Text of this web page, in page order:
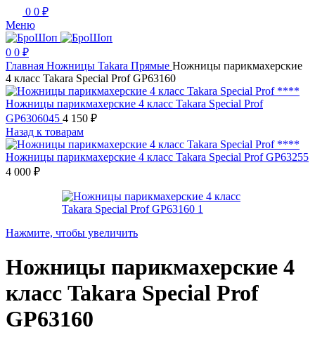
0 0 ₽
Меню
0 0 ₽
Главная Ножницы Takara Прямые Ножницы парикмахерские
4 класс Takara Special Prof GP63160
Ножницы парикмахерские 4 класс Takara Special Prof
GP6306045 4 150 ₽
Назад к товарам
Ножницы парикмахерские 4 класс Takara Special Prof GP63255
4 000 ₽
Нажмите, чтобы увеличить
Ножницы парикмахерские 4
класс Takara Special Prof
GP63160